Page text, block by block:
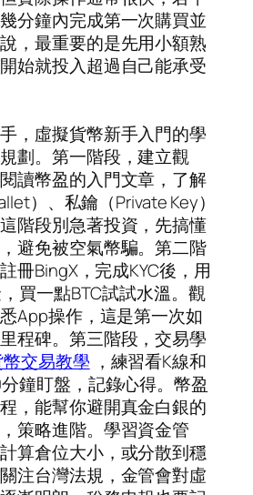
分鐘內完成第一次購買並
，最重要的是先用小額熟
始就投入超過自己能承受
，虛擬貨幣新手入門的學
劃。第一階段，建立觀
讀幣盈的入門文章，了解
）、私鑰（Private Key）
階段別急著投資，先搞懂
避免被空氣幣騙。第二階
冊BingX，完成KYC後，用
買一點BTC試試水溫。觀
App操作，這是第一次如
程碑。第三階段，交易學
交易教學 ，練習看K線和
鐘盯盤，記錄心得。幣盈
，能幫你避開真金白銀的
策略進階。學習資金管
算倉位大小，或分散到穩
注台灣法規，金管會對虛